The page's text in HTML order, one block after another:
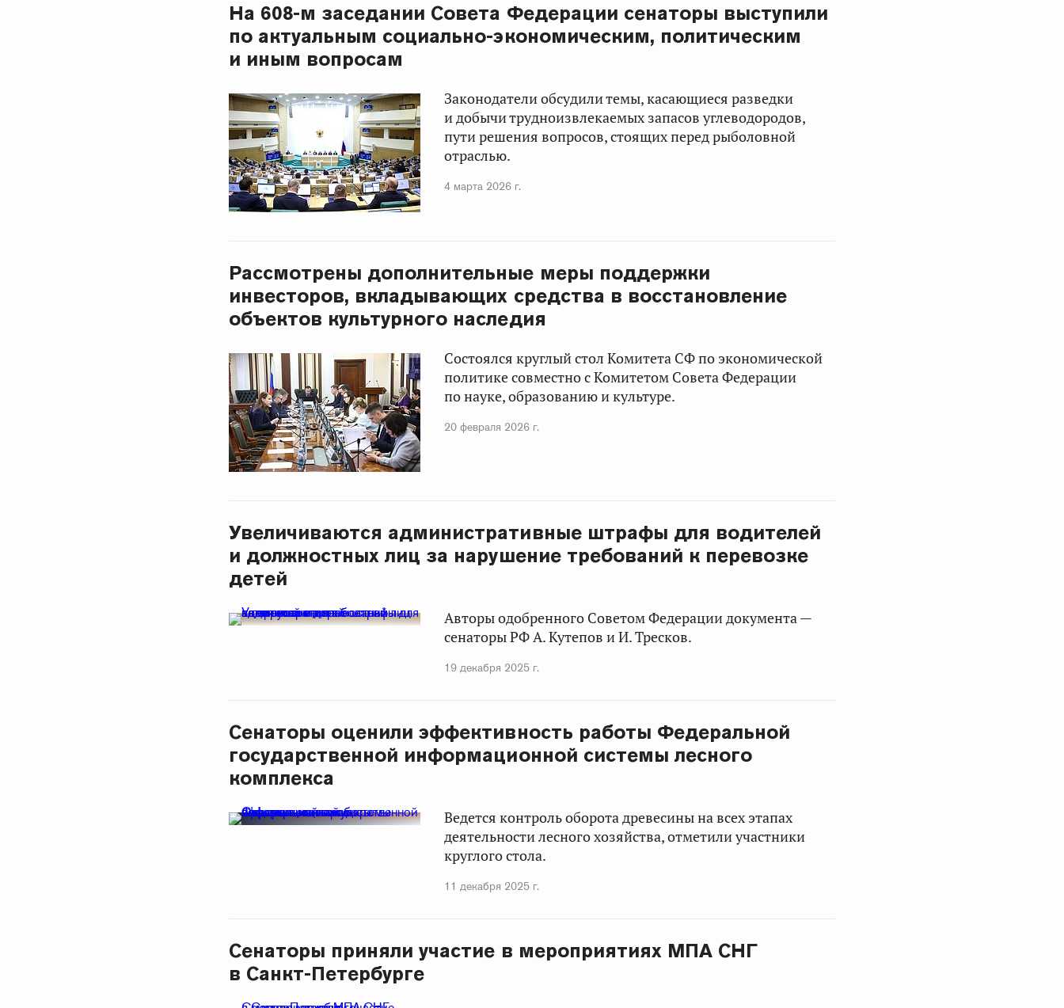
На 608-м заседании Совета Федерации сенаторы выступили
по актуальным социально-экономическим, политическим
и иным вопросам
Законодатели обсудили темы, касающиеся разведки
и добычи трудноизвлекаемых запасов углеводородов,
пути решения вопросов, стоящих перед рыболовной
отраслью.
4 марта 2026 г.
Рассмотрены дополнительные меры поддержки
инвесторов, вкладывающих средства в восстановление
объектов культурного наследия
Состоялся круглый стол Комитета СФ по экономической
политике совместно с Комитетом Совета Федерации
по науке, образованию и культуре.
20 февраля 2026 г.
Увеличиваются административные штрафы для водителей
и должностных лиц за нарушение требований к перевозке
детей
Авторы одобренного Советом Федерации документа —
сенаторы РФ А. Кутепов и И. Тресков.
19 декабря 2025 г.
Сенаторы оценили эффективность работы Федеральной
государственной информационной системы лесного
комплекса
Ведется контроль оборота древесины на всех этапах
деятельности лесного хозяйства, отметили участники
круглого стола.
11 декабря 2025 г.
Сенаторы приняли участие в мероприятиях МПА СНГ
в Санкт-Петербурге